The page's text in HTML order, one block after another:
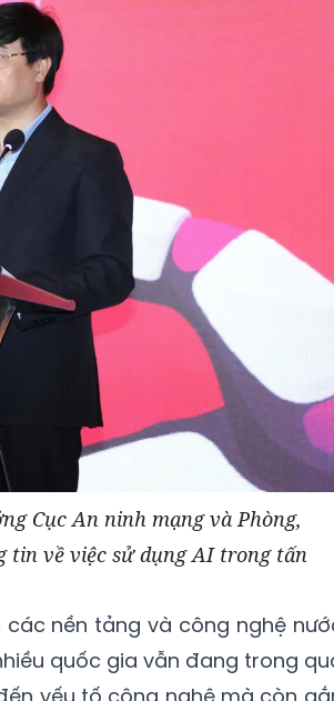
Cục An ninh mạng và Phòng,
tin về việc sử dụng AI trong tấn
nền tảng và công nghệ
quốc gia vẫn đang trong